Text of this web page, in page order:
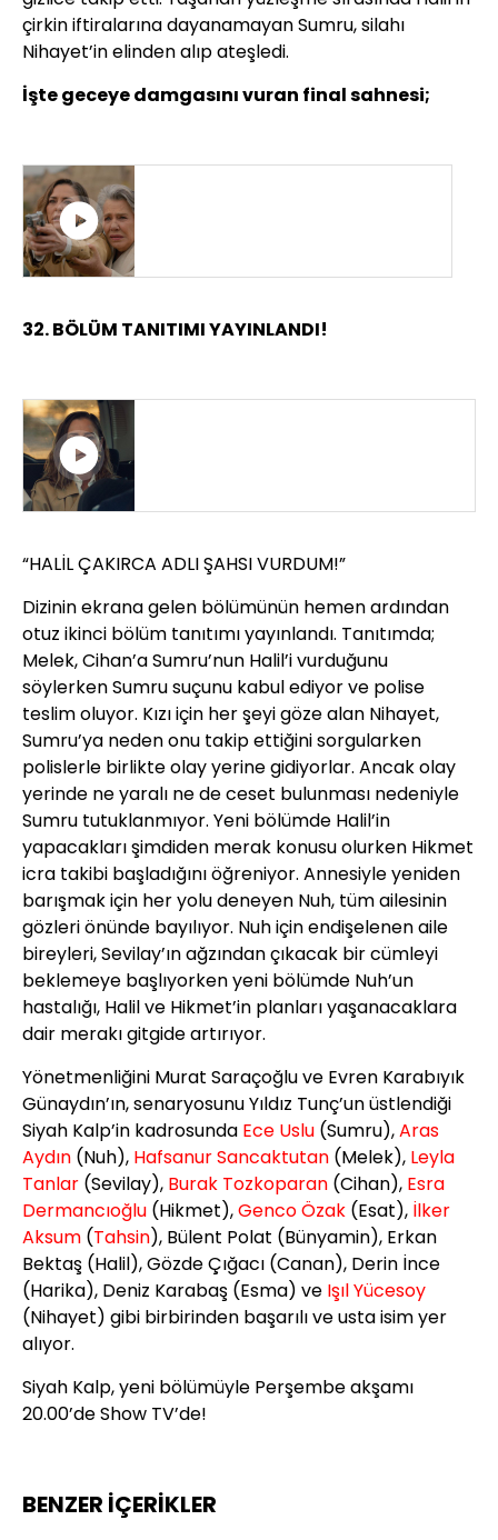
çirkin iftiralarına dayanamayan Sumru, silahı
Nihayet’in elinden alıp ateşledi.
İşte geceye damgasını vuran final sahnesi;
32. BÖLÜM TANITIMI YAYINLANDI!
“HALİL ÇAKIRCA ADLI ŞAHSI VURDUM!”
Dizinin ekrana gelen bölümünün hemen ardından
otuz ikinci bölüm tanıtımı yayınlandı. Tanıtımda;
Melek, Cihan’a Sumru’nun Halil’i vurduğunu
söylerken Sumru suçunu kabul ediyor ve polise
teslim oluyor. Kızı için her şeyi göze alan Nihayet,
Sumru’ya neden onu takip ettiğini sorgularken
polislerle birlikte olay yerine gidiyorlar. Ancak olay
yerinde ne yaralı ne de ceset bulunması nedeniyle
Sumru tutuklanmıyor. Yeni bölümde Halil’in
yapacakları şimdiden merak konusu olurken Hikmet
icra takibi başladığını öğreniyor. Annesiyle yeniden
barışmak için her yolu deneyen Nuh, tüm ailesinin
gözleri önünde bayılıyor. Nuh için endişelenen aile
bireyleri, Sevilay’ın ağzından çıkacak bir cümleyi
beklemeye başlıyorken yeni bölümde Nuh’un
hastalığı, Halil ve Hikmet’in planları yaşanacaklara
dair merakı gitgide artırıyor.
Yönetmenliğini Murat Saraçoğlu ve Evren Karabıyık
Günaydın’ın, senaryosunu Yıldız Tunç’un üstlendiği
Siyah Kalp’in kadrosunda Ece Uslu (Sumru),Aras
Aydın (Nuh), Hafsanur Sancaktutan (Melek), Leyla
Tanlar (Sevilay), Burak Tozkoparan (Cihan), Esra
Dermancıoğlu (Hikmet),Genco Özak (Esat), İlker
Aksum (Tahsin), Bülent Polat (Bünyamin), Erkan
Bektaş (Halil), Gözde Çığacı (Canan), Derin İnce
(Harika), Deniz Karabaş (Esma) ve Işıl Yücesoy
(Nihayet) gibi birbirinden başarılı ve usta isim yer
alıyor.
Siyah Kalp, yeni bölümüyle Perşembe akşamı
20.00’de Show TV’de!
BENZER İÇERİKLER